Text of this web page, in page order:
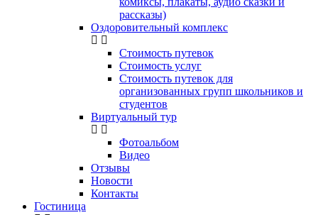
рассказы)
Оздоровительный комплекс
Стоимость путевок
Стоимость услуг
Стоимость путевок для
организованных групп школьников и
студентов
Виртуальный тур
Фотоальбом
Видео
Отзывы
Новости
Контакты
Гостиница